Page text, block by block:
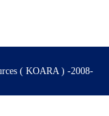
( KOARA ) -2008-